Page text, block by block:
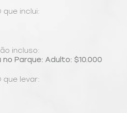
que inclui:
incluso:
Parque: Adulto: $10.000
que levar: